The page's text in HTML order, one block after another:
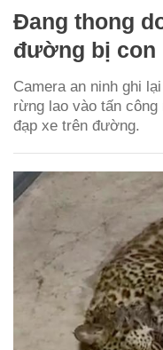
Đang thong
đường bị con
Camera an ninh ghi
rừng lao vào tấn
đạp xe trên đường.